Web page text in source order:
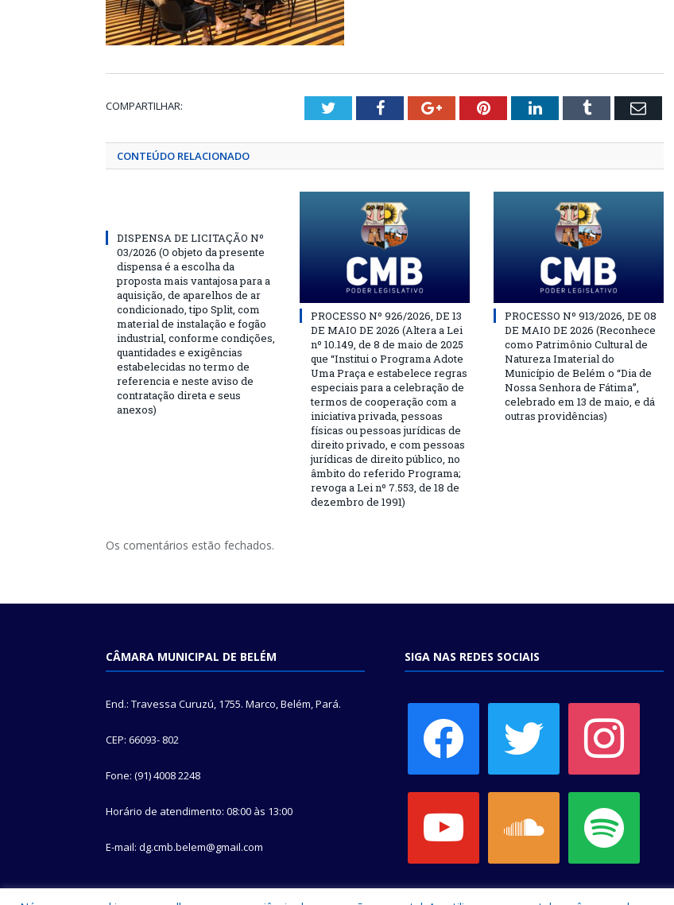
COMPARTILHAR: TwitterFacebookGoogle+PinterestLinkedInTumblr
CONTEÚDO RELACIONADO
DISPENSA DE LICITAÇÃO Nº
03/2026 (O objeto da presente
dispensa é a escolha da
proposta mais vantajosa para a
aquisição, de aparelhos de ar
condicionado, tipo Split, com
material de instalação e fogão
industrial, conforme condições,
quantidades e exigências
estabelecidas no termo de
referencia e neste aviso de
contratação direta e seus
anexos)
PROCESSO Nº 926/2026, DE 13
DE MAIO DE 2026 (Altera a Lei
nº 10.149, de 8 de maio de 2025
que “Institui o Programa Adote
Uma Praça e estabelece regras
especiais para a celebração de
termos de cooperação com a
iniciativa privada, pessoas
físicas ou pessoas jurídicas de
direito privado, e com pessoas
jurídicas de direito público, no
âmbito do referido Programa;
revoga a Lei nº 7.553, de 18 de
dezembro de 1991)
PROCESSO Nº 913/2026, DE 08
DE MAIO DE 2026 (Reconhece
como Patrimônio Cultural de
Natureza Imaterial do
Município de Belém o “Dia de
Nossa Senhora de Fátima”,
celebrado em 13 de maio, e dá
outras providências)
Os comentários estão fechados.
CÂMARA MUNICIPAL DE BELÉM
End.: Travessa Curuzú, 1755. Marco, Belém, Pará.
CEP: 66093- 802
Fone: (91) 4008 2248
Horário de atendimento: 08:00 às 13:00
E-mail: dg.cmb.belem@gmail.com
SIGA NAS REDES SOCIAIS